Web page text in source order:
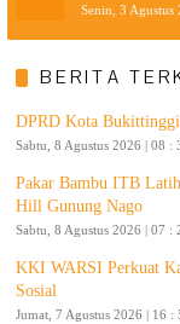
Senin, 3 Agustus
BERITA
DPRD Kota
Sabtu, 8 Agustus 2026 | 08 :
Pakar Bambu ITB
Hill Gunung Nago
Sabtu, 8 Agustus 2026 | 07 :
KKI WARSI Perkuat
Sosial
Jumat, 7 Agustus 2026 | 16 :